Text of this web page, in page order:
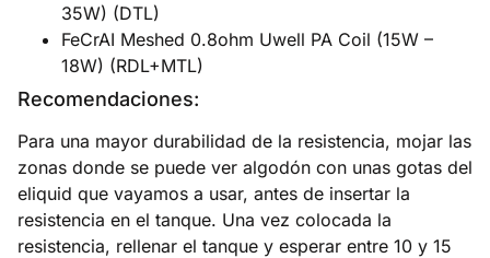
35W) (DTL)
FeCrAI Meshed 0.8ohm Uwell PA Coil (15W –
18W) (RDL+MTL)
Recomendaciones:
Para una mayor durabilidad de la resistencia, mojar las
zonas donde se puede ver algodón con unas gotas del
eliquid que vayamos a usar, antes de insertar la
resistencia en el tanque. Una vez colocada la
resistencia, rellenar el tanque y esperar entre 10 y 15